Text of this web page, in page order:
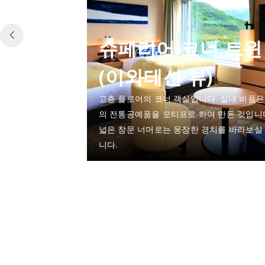
슈페리어 코너 트
(이와테산 뷰)
고층 플로어의 코너 객실입니다. 실내 비품
의 전통공예품을 모티프로 하여 만든 것입니
넓은 창문 너머로는 웅장한 경치를 바라보
니다.